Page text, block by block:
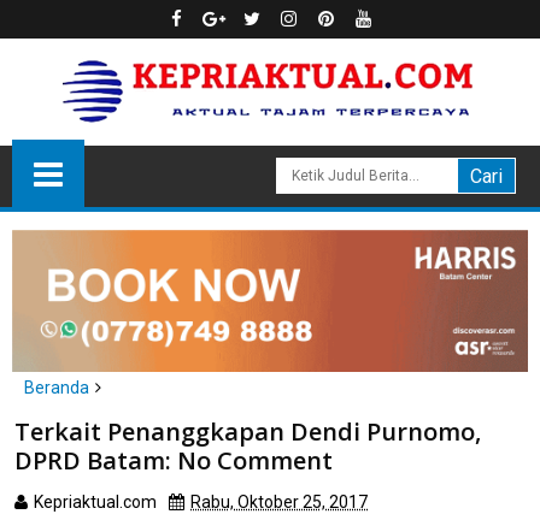
Beranda
Batam
Terkait Penanggkapan Dendi Purnomo, DPRD Batam: No
Terkait Penanggkapan Dendi Purnomo,
DPRD Batam: No Comment
Kepriaktual.com Rabu, Oktober 25, 2017